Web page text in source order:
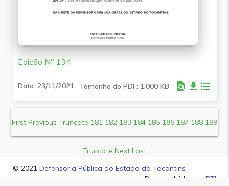
Edição Nº 134
Data: 23/11/2021 Tamanho do PDF: 1.000 KB find_in_page file_download format_list_bulleted
First Previous Truncate 181 182 183 184 185 186 187 188 189
Truncate Next Last
© 2021 Defensoria Pública do Estado do Tocantins
Desenvolvido por DTI